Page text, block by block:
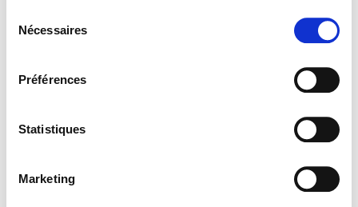
Nécessaires
Préférences
Statistiques
Marketing
Telf. +33 (0) 559 25 65 52